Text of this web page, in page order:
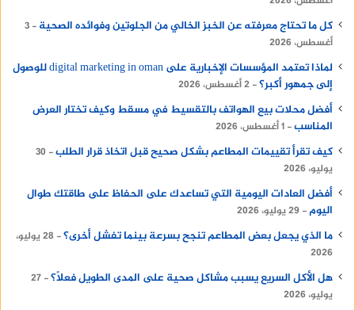
جوجل (Google Photos) أو آيكلاود (iCloud) في رفع
هذه الملفات الضخمة إلى السحابة بشكل تلقائي
في الخلفية. تتطلب هذه العملية تشغيل مودم
بأقصى طاقته، بجانب تشغيل وحدة التخزين
والمعالج لتشفير وحزم البيانات. هذا الدمج بين
استهلاك الشبكة ومعالجة البيانات يخلق حملاً
حرارياً ثلاثياً يرفع درجة حرارة الموبايل بسرعة
ملحوظة ويهدر طاقة البطارية.
ثغرات البرمجيات والأنظمة غير المحسنة
في كثير من الأحيان، يصدر تحديث لنظام التشغيل
(أندرويد أو iOS) أو لتطبيق معين يحتوي على خطأ
برمي يُعرف بـ “الحلقة المفرغة” (Infinite Loop) أو
كل ما تحتاج معرفته عن الخبز الخالي من الجلوتين وفوائده الصحية
3
أغسطس، 2026
لماذا تعتمد المؤسسات الإخبارية على digital marketing in oman للوصول
إلى جمهور أكبر؟ 2 أغسطس، 2026
أفضل محلات بيع الهواتف بالتقسيط في مسقط وكيف تختار العرض
المناسب 1 أغسطس، 2026
كيف تقرأ تقييمات المطاعم بشكل صحيح قبل اتخاذ قرار الطلب
30
يوليو، 2026
أفضل العادات اليومية التي تساعدك على الحفاظ على طاقتك طوال
اليوم
29 يوليو، 2026
ما الذي يجعل بعض المطاعم تنجح بسرعة بينما تفشل أخرى؟
28 يوليو،
2026
هل الأكل السريع يسبب مشاكل صحية على المدى الطويل فعلًا؟ 27
يوليو، 2026